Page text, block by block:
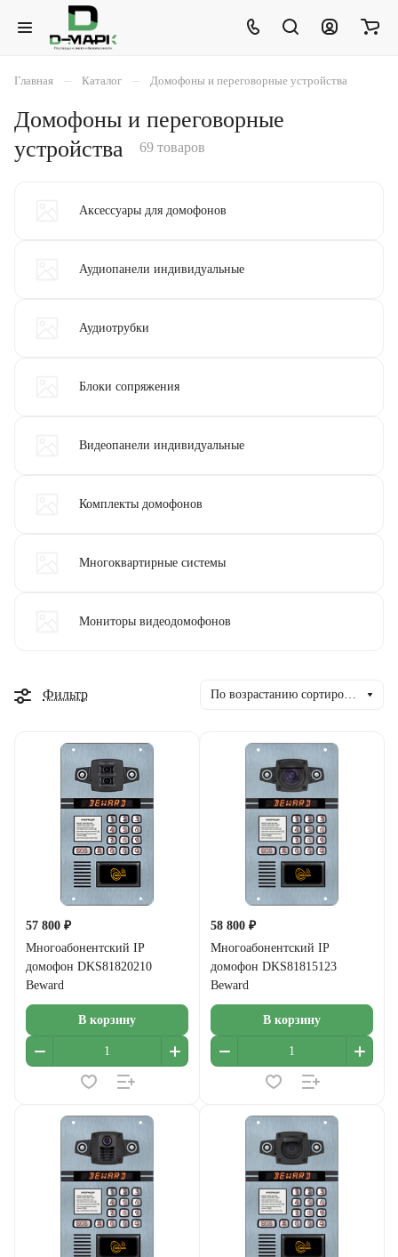
Главная – Каталог – Домофоны и переговорные устройства
Домофоны и переговорные
устройства
69 товаров
Аксессуары для домофонов
Аудиопанели индивидуальные
Аудиотрубки
Блоки сопряжения
Видеопанели индивидуальные
Комплекты домофонов
Многоквартирные системы
Мониторы видеодомофонов
Фильтр По возрастанию сортировки
57 800 ₽
Многоабонентский IP
домофон DKS81820210
Beward
В корзину
58 800 ₽
Многоабонентский IP
домофон DKS81815123
Beward
В корзину